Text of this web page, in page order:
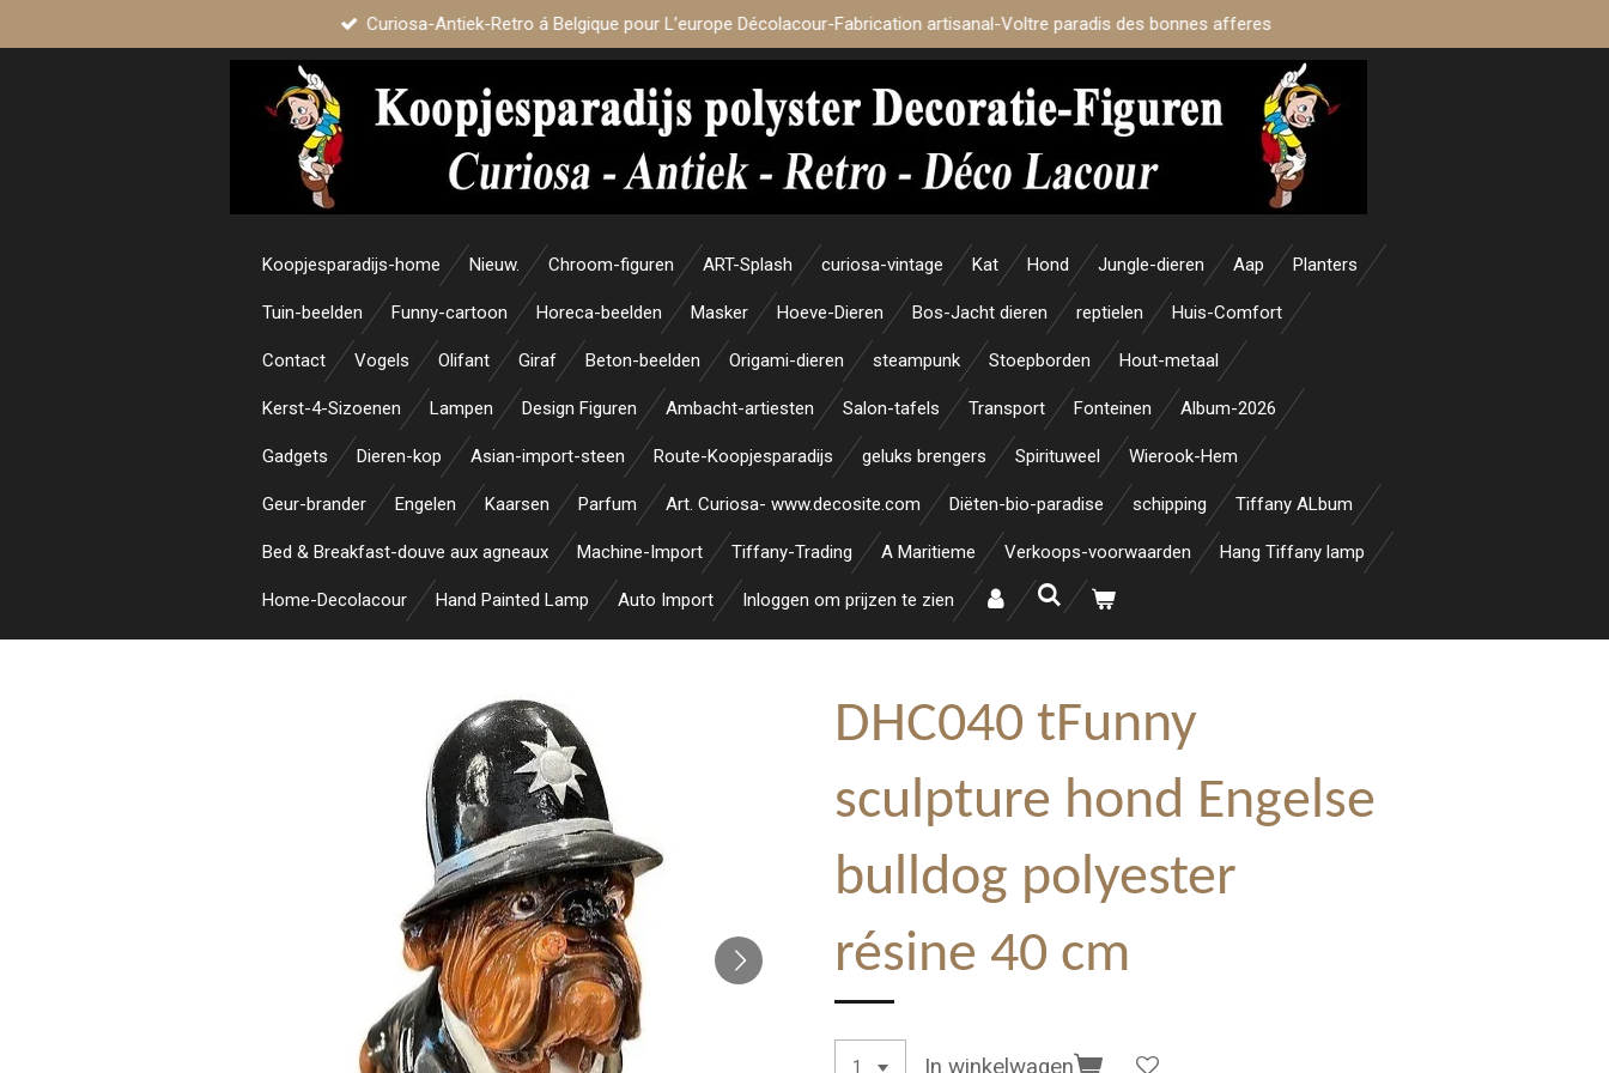
Curiosa-Antiek-Retro á Belgique pour L’europe Décolacour-Fabrication artisanal-Voltre paradis des bonnes afferes
Koopjesparadijs-home Nieuw. Chroom-figuren ART-Splash curiosa-vintage Kat Hond Jungle-dieren Aap Planters
Tuin-beelden Funny-cartoon Horeca-beelden Masker Hoeve-Dieren Bos-Jacht dieren reptielen Huis-Comfort
Contact Vogels Olifant Giraf Beton-beelden Origami-dieren steampunk Stoepborden Hout-metaal
Kerst-4-Sizoenen Lampen Design Figuren Ambacht-artiesten Salon-tafels Transport Fonteinen Album-2026
Gadgets Dieren-kop Asian-import-steen Route-Koopjesparadijs geluks brengers Spirituweel Wierook-Hem
Geur-brander Engelen Kaarsen Parfum Art. Curiosa- www.decosite.com Diëten-bio-paradise schipping Tiffany ALbum
Bed & Breakfast-douve aux agneaux Machine-Import Tiffany-Trading A Maritieme Verkoops-voorwaarden Hang Tiffany lamp
Home-Decolacour Hand Painted Lamp Auto Import Inloggen om prijzen te zien
DHC040 tFunny
sculpture hond Engelse
bulldog polyester
résine 40 cm
In winkelwagen